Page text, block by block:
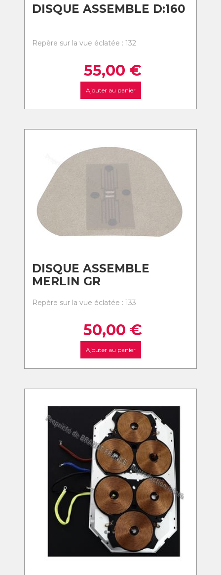
DISQUE ASSEMBLE D:160
Repère sur la vue éclatée : 132
55,00 €
Ajouter au panier
DISQUE ASSEMBLE
MERLIN GR
Repère sur la vue éclatée : 133
50,00 €
Ajouter au panier